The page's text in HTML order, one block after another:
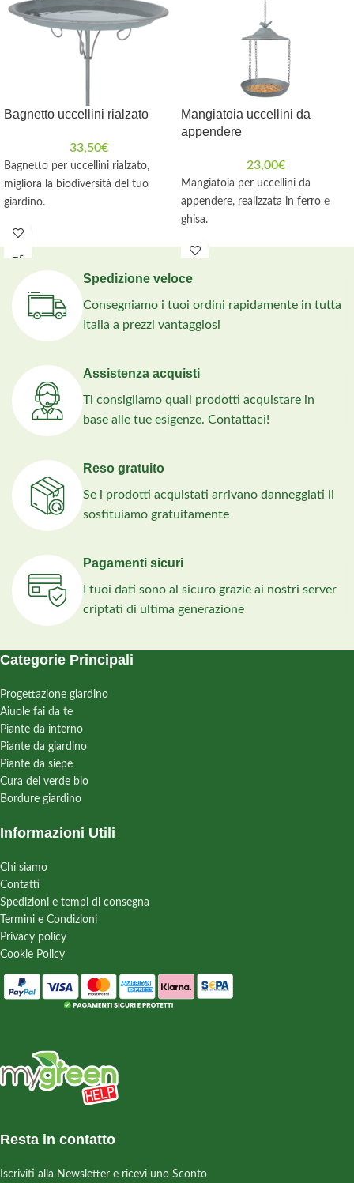
Bagnetto uccellini rialzato
33,50€
Bagnetto per uccellini rialzato,
migliora la biodiversità del tuo
giardino.
Mangiatoia uccellini da
appendere
23,00€
Mangiatoia per uccellini da
appendere, realizzata in ferro e
ghisa.
Spedizione veloce
Consegniamo i tuoi ordini rapidamente in tutta
Italia a prezzi vantaggiosi
Assistenza acquisti
Ti consigliamo quali prodotti acquistare in
base alle tue esigenze. Contattaci!
Reso gratuito
Se i prodotti acquistati arrivano danneggiati li
sostituiamo gratuitamente
Pagamenti sicuri
I tuoi dati sono al sicuro grazie ai nostri server
criptati di ultima generazione
Categorie Principali
Progettazione giardino
Aiuole fai da te
Piante da interno
Piante da giardino
Piante da siepe
Cura del verde bio
Bordure giardino
Informazioni Utili
Chi siamo
Contatti
Spedizioni e tempi di consegna
Termini e Condizioni
Privacy policy
Cookie Policy
Resta in contatto
Iscriviti alla Newsletter e ricevi uno Sconto